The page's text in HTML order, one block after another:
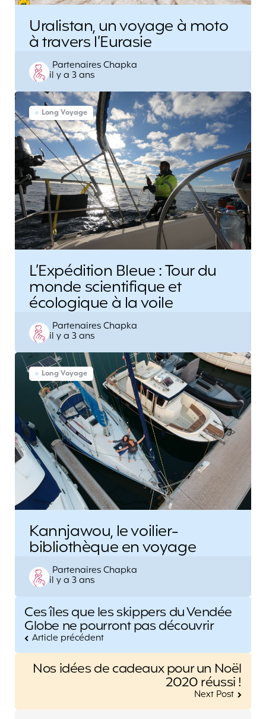
Uralistan, un voyage à moto
à travers l’Eurasie
Posted
by
Partenaires Chapka
il y a 3 ans
Long Voyage
L’Expédition Bleue : Tour du
monde scientifique et
écologique à la voile
Posted
by
Partenaires Chapka
il y a 3 ans
Long Voyage
Kannjawou, le voilier-
bibliothèque en voyage
Posted
by
Partenaires Chapka
il y a 3 ans
Post
navigation
Ces îles que les skippers du Vendée
Globe ne pourront pas découvrir
Article précédent
Nos idées de cadeaux pour un Noël
2020 réussi !
Next Post